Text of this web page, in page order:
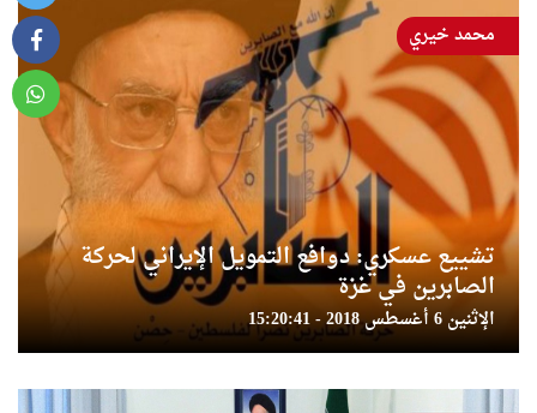
تشييع عسكري: دوافع التمويل الإيراني لحركة
الصابرين في غزة
الإثنين 6 أغسطس 2018 - 15:20:41
محمد خيري